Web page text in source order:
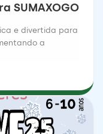
SUMAXOGO
e divertida para
a